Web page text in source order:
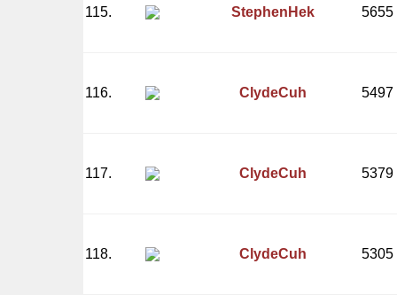
115. StephenHek 5655
116. ClydeCuh 5497
117. ClydeCuh 5379
118. ClydeCuh 5305